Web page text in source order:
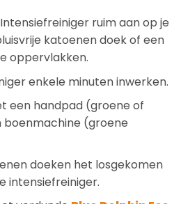
ruim aan op je
katoenen doek of een
oppervlakken.
enkele minuten inwerken.
een handpad (groene of
(groene
doeken het losgekomen
intensiefreiniger.